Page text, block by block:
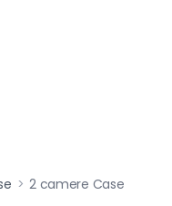
> 2 camere Case